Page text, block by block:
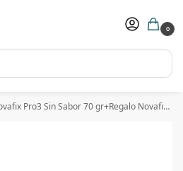
0
hasta -30%
5GRANVIA (compras superiores a 150€)
Pro3 Sin Sabor 70 gr+Regalo Novafix Pro3 Sin Sabor 50gr